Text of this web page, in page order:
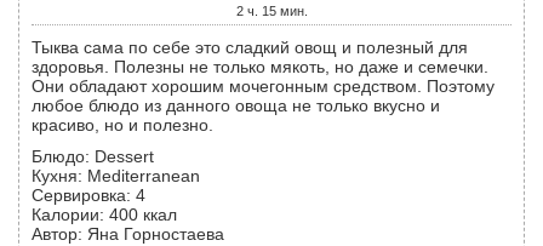
2 ч. 15 мин.
Тыква сама по себе это сладкий овощ и полезный для
здоровья. Полезны не только мякоть, но даже и семечки.
Они обладают хорошим мочегонным средством. Поэтому
любое блюдо из данного овоща не только вкусно и
красиво, но и полезно.
Блюдо: Dessert
Кухня: Mediterranean
Сервировка: 4
Калории: 400 ккал
Автор: Яна Горностаева